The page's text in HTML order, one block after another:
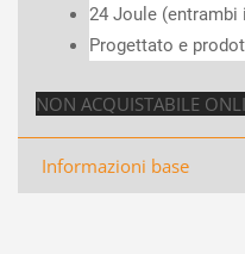
24 Joule (entrambi
Progettato e
NON ACQUISTABILE
Informazioni base